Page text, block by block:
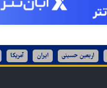
اربعین حسینی ایران آمریکا